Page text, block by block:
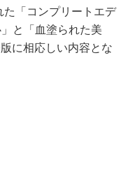
「コンプリートエデ
と「血塗られた美
に相応しい内容とな